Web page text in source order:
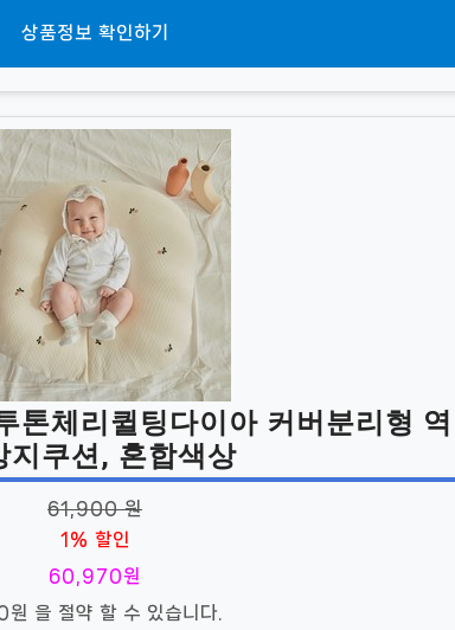
상품정보 확인하기
톤체리퀼팅다이아 커버분리형 역
지쿠션, 혼합색상
61,900 원
1% 할인
60,970원
을 절약 할 수 있습니다.